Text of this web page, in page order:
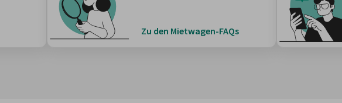
Zu den Mietwagen-FAQs